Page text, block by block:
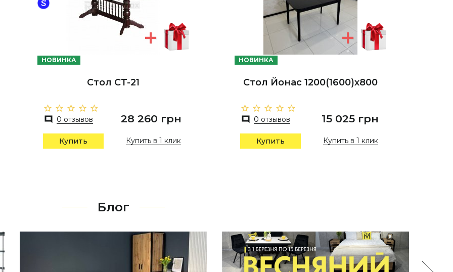
НОВИНКА
Стол СТ-21
0 отзывов 28 260 грн
Купить Купить в 1 клик
НОВИНКА
Стол Йонас 1200(1600)х800
0 отзывов 15 025 грн
Купить Купить в 1 клик
Блог